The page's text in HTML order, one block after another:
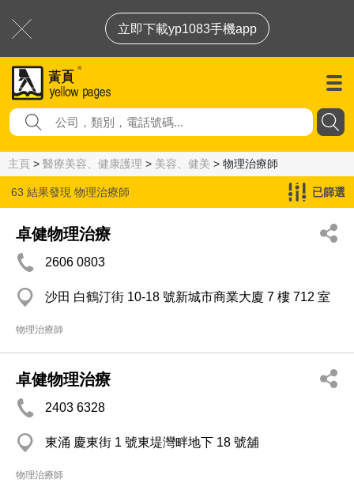
立即下載yp1083手機app
主頁 > 醫療美容、健康護理 > 美容、健美 > 物理治療師
63 結果發現 物理治療師 已篩選
卓健物理治療
2606 0803
沙田 白鶴汀街 10-18 號新城市商業大廈 7 樓 712 室
物理治療師
卓健物理治療
2403 6328
東涌 慶東街 1 號東堤灣畔地下 18 號舖
物理治療師